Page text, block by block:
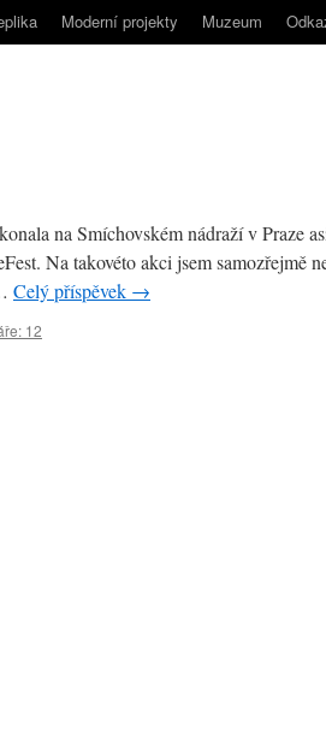
Moderní projekty Muzeum
na Smíchovském nádraží v Praze
Na takovéto akci jsem samozřejmě
Celý příspěvek →
12